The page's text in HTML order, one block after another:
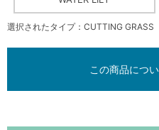
選択されたタイプ：CUTTING GRASS
この商品につ